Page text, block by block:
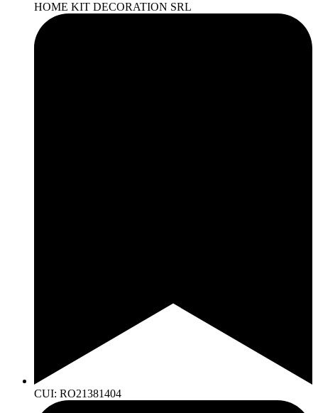
HOME KIT DECORATION SRL
CUI: RO21381404